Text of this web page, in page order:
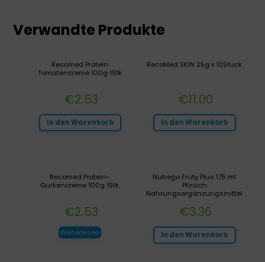
Verwandte Produkte
RecoMed SKIN 25g x 10Stück
€11.00
In den Warenkorb
Recomed Protein
Tomatencreme 100g 1Stk
€2.53
In den Warenkorb
Nutrego Fruty Plus 175 ml
Pfirsich
Nahrungsergänzungsmittel
€3.36
In den Warenkorb
Recomed Protein-
Gurkencreme 100g 1Stk.
€2.53
Weiterlesen